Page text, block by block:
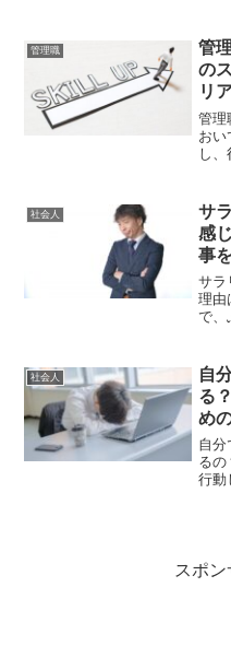
事で
つ
管理職
管
の
リ
チ
管理
おい
し、
の資
る
社会人
サ
感
事
サラ
理由
で、
やり
で
社会人
自
る
め
自分
るの
行動
スポン